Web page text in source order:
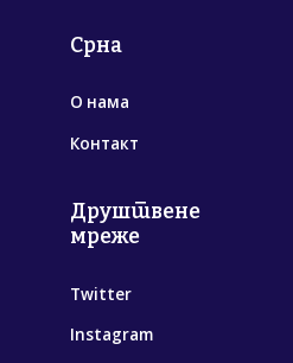
Срна
О нама
Контакт
Друштвене
мреже
Twitter
Instagram